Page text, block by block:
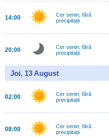
14:00
Cer senin, fără
precipitații
20:00
Cer senin, fără
precipitații
Joi, 13 August
02:00
Cer senin, fără
precipitații
08:00
Cer senin, fără
precipitații